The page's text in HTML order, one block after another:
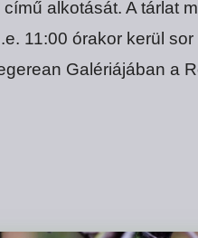
alkotását. A tárlat
11:00 órakor kerül
Galériájában a